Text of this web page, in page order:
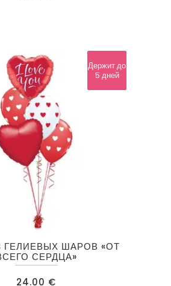
ГЕЛИЕВЫХ ШАРОВ «ОТ
СЕРДЦА»
24.00 €
Держит до
24 часов
Держит до
5 дней